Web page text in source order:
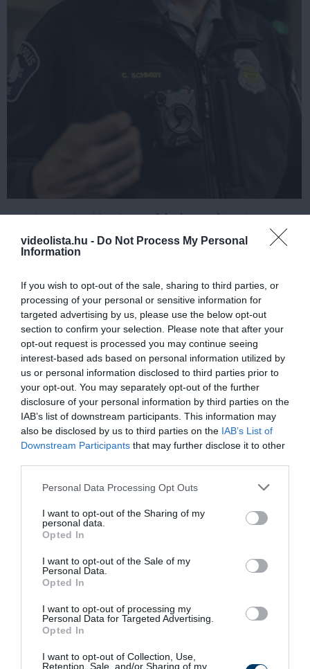
videolista.hu - Do Not Process My Personal
Information
If you wish to opt-out of the sale, sharing to third parties, or
processing of your personal or sensitive information for
targeted advertising by us, please use the below opt-out
section to confirm your selection. Please note that after your
opt-out request is processed you may continue seeing
interest-based ads based on personal information utilized by
us or personal information disclosed to third parties prior to
your opt-out. You may separately opt-out of the further
disclosure of your personal information by third parties on the
IAB’s list of downstream participants. This information may
also be disclosed by us to third parties on the IAB’s List of
Downstream Participants that may further disclose it to other
Please note that this website/app uses one or more Google
not limited to your visit or usage behaviour. You may click to
grant or deny consent to Google and its third-party tags to
use your data for below specified purposes in below Google
consent section.
Personal Data Processing Opt Outs
I want to opt-out of the Sharing of my
personal data.
Opted In
I want to opt-out of the Sale of my
Personal Data.
Opted In
I want to opt-out of processing my
Personal Data for Targeted Advertising.
Opted In
I want to opt-out of Collection, Use,
Retention, Sale, and/or Sharing of my
A modern technológia lassanfeleslegessé tesziezt a
trükköt:
kamerák a rendőrautókban,
megfigyelőkamerák az oszlopokon és
kereszteződésekben,
folyamatos videódokumentáció.
Ma már azautó azonosításaés az események
rekonstruálásavideofelvételek alapjántörténik, nem
ujjlenyomatokkal.
érintik meg a hátsó lámpát – a gesztus
lassan eltűnik
története megmarad.
3 h 46 min